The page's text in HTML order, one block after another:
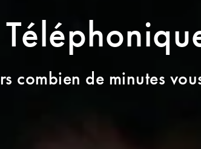
combien de minutes